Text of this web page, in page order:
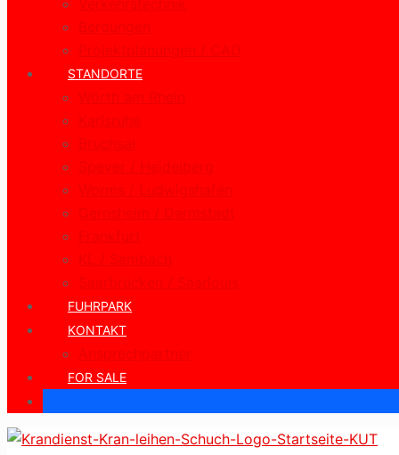
Verkehrstechnik
Bergungen
Projektplanungen / CAD
STANDORTE
Wörth am Rhein
Karlsruhe
Bruchsal
Speyer / Heidelberg
Worms / Ludwigshafen
Gernsheim / Darmstadt
Frankfurt
KL / Sembach
Saarbrücken / Saarlouis
FUHRPARK
KONTAKT
Ansprechpartner
FOR SALE